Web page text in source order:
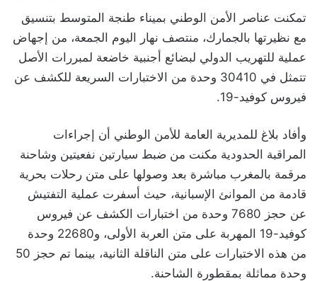
تمكنت عناصر الأمن الوطني بميناء طنجة المتوسط بتنسيق
مع نظيرتها بالجمارك، منتصف نهار اليوم الجمعة، من إجهاض
عملية للتهريب الدولي لبضائع أجنبية خاضعة لمبررات الأصل
تتمثل في 30410 وحدة من الاختبارات السريعة للكشف عن
فيروس كوفيد-19.
وأفاد بلاغ للمديرية العامة للأمن الوطني أن إجراءات
المراقبة الحدودية مكنت من ضبط سيارتين نفعيتين وشاحنة
مرقمة بالمغرب مباشرة بعد وصولها على متن رحلات بحرية
قادمة من الموانئ الإسبانية، حيث أسفرت عملية التفتيش
عن حجز 7680 وحدة من اختبارات الكشف عن فيروس
كوفيد-19 المهربة على متن العربة الأولى، و22680 وحدة
من هذه الاختبارات على متن الناقلة الثانية، بينما تم حجز 50
وحدة مماثلة بمقطورة الشاحنة.